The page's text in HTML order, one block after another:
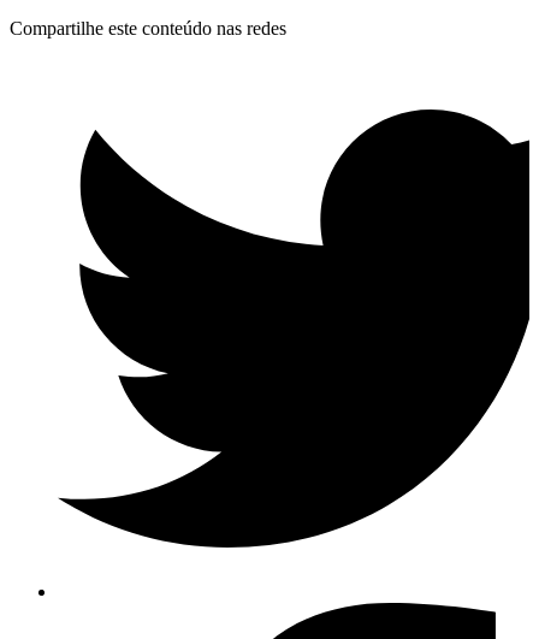
Compartilhe este conteúdo nas redes